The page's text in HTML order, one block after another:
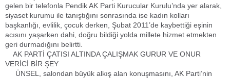
gelen bir telefonla Pendik AK Parti Kurucular Kurulu’nda yer alarak,
siyaset kurumu ile tanıştığını sonrasında ise kadın kolları
başkanlığı, evlilik, çocuk derken, Şubat 2011’de kaybettiği eşinin
acısını yaşarken dahi, doğru bildiği yolda millete hizmet etmekten
geri durmadığını belirtti.
AK PARTİ ÇATISI ALTINDA ÇALIŞMAK GURUR VE ONUR
VERİCİ BİR ŞEY
ÜNSEL, salondan büyük alkış alan konuşmasını, AK Parti’nin